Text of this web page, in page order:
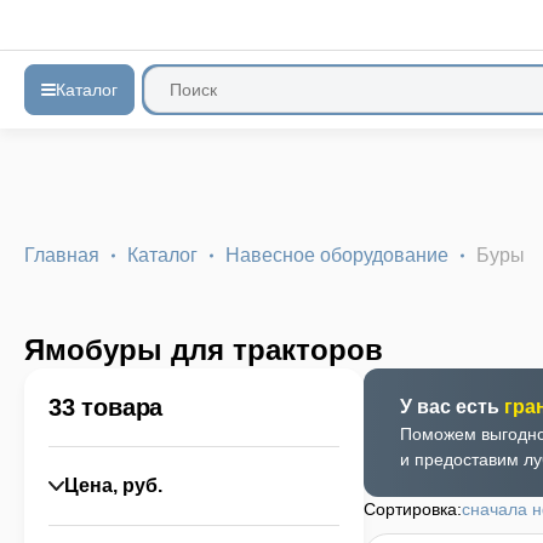
Каталог
Главная Каталог Навесное оборудование Буры
Ямобуры для тракторов
33 товара
Цена, руб.
У вас есть
Поможем
и предоставим
Сортировка:сначала